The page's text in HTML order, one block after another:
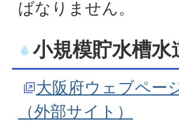
ばなりません。
小規模貯水槽
大阪府ウェブペー
（外部サイト）